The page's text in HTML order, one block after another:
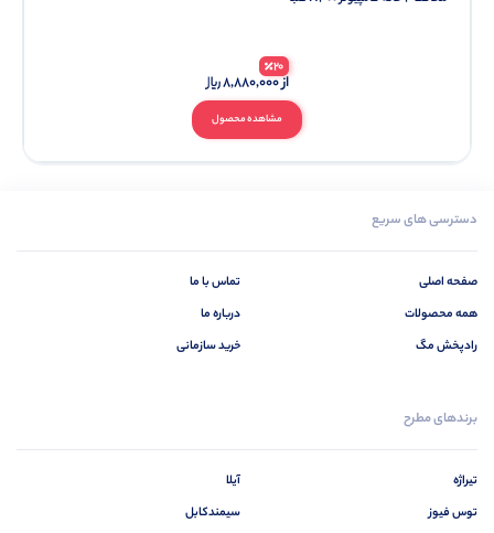
مشاهده محصول
20
از8,880,000
دسترسی های سریع
صفحه اصلی
همه محصولات
رادپخش مگ
تماس با ما
درباره ما
خرید سازمانی
برندهای مطرح
تیراژه
توس فیوز
آیلا
سیمندکابل